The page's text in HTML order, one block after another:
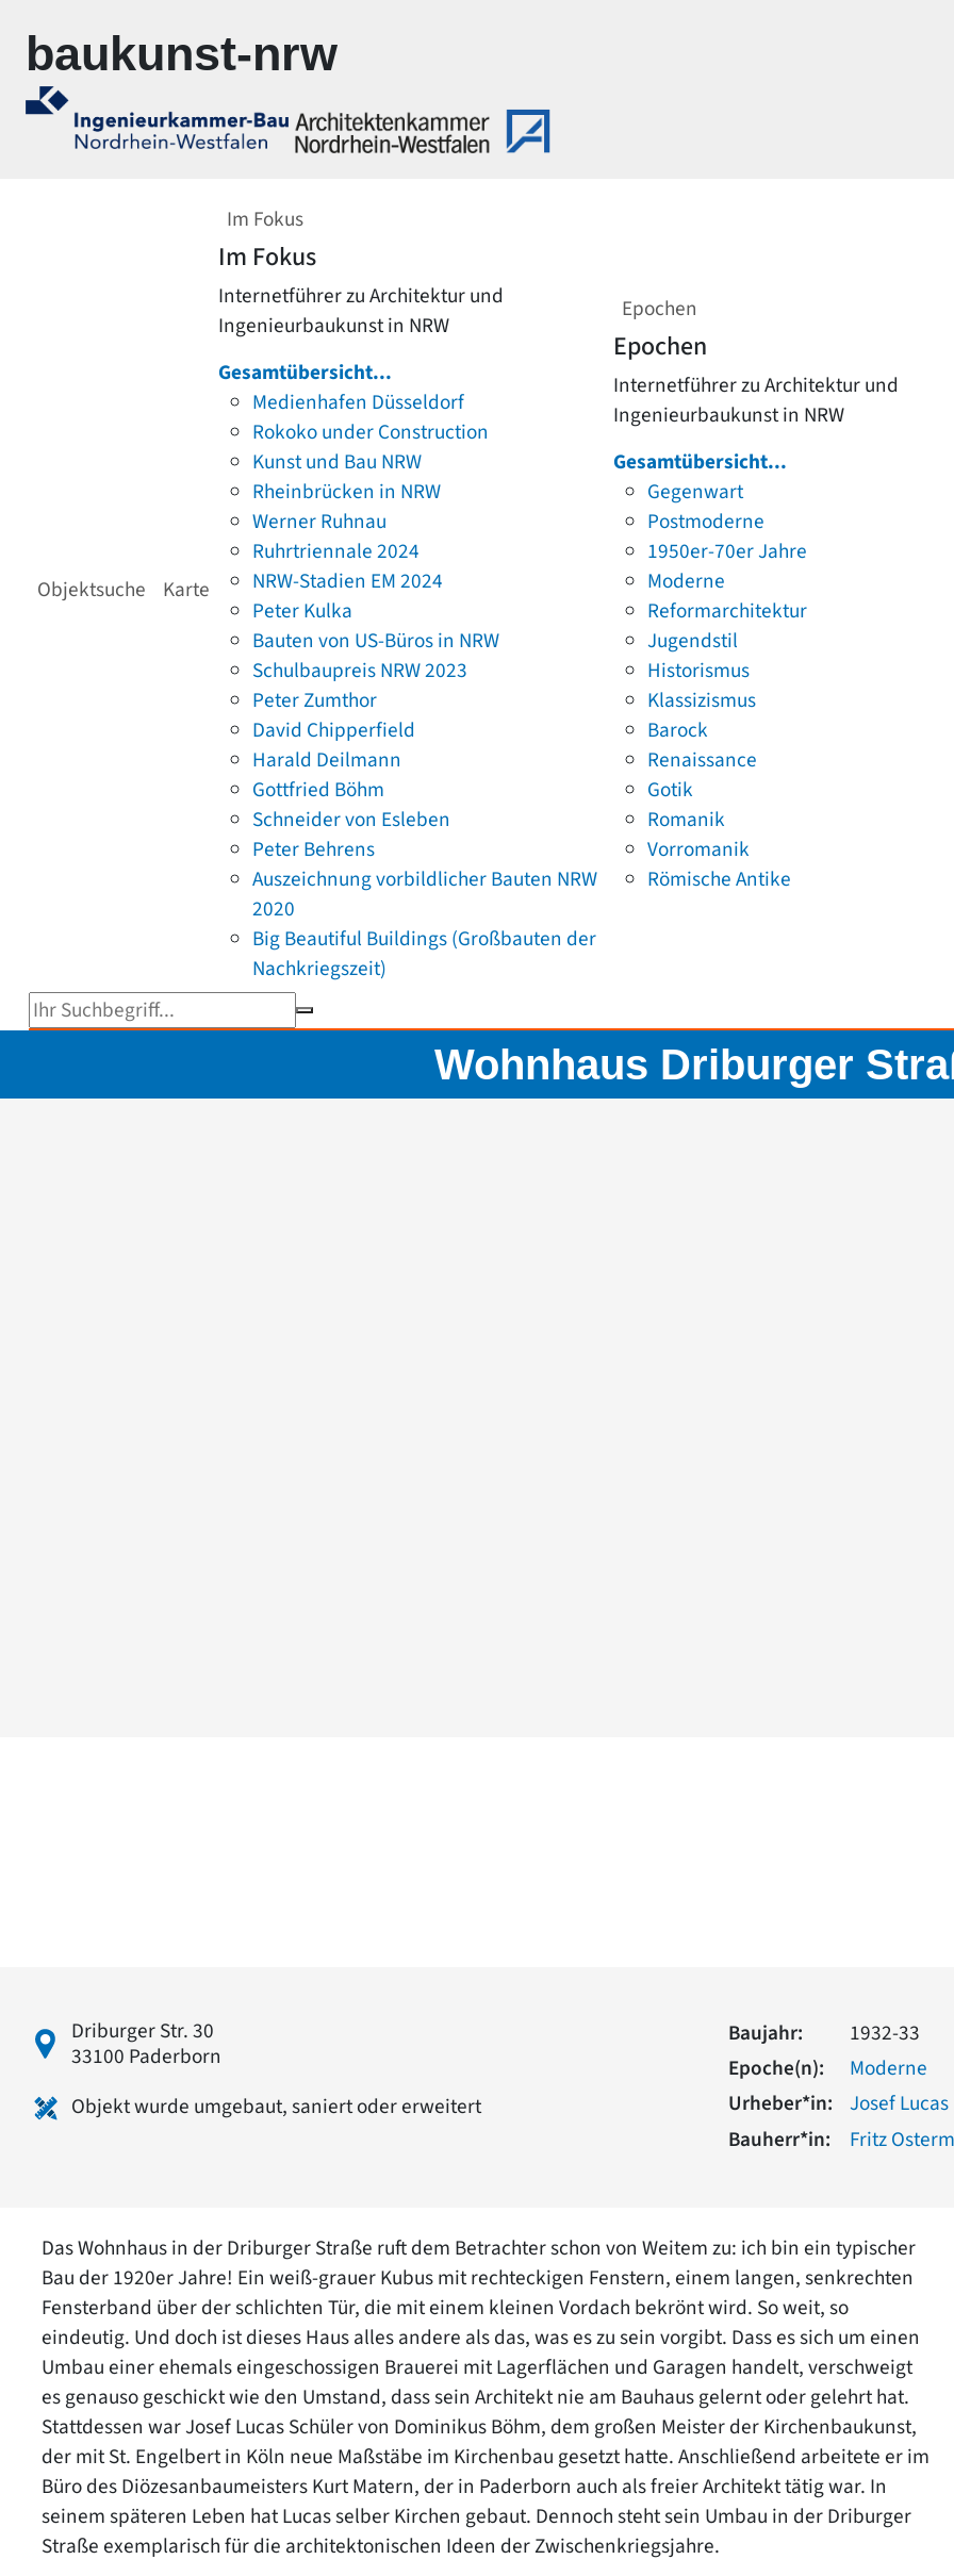
baukunst-nrw
Objektsuche Karte
Im Fokus
Im Fokus
Internetführer zu Architektur und
Ingenieurbaukunst in NRW
Gesamtübersicht...
Medienhafen Düsseldorf
Rokoko under Construction
Kunst und Bau NRW
Rheinbrücken in NRW
Werner Ruhnau
Ruhrtriennale 2024
NRW-Stadien EM 2024
Peter Kulka
Bauten von US-Büros in NRW
Schulbaupreis NRW 2023
Peter Zumthor
David Chipperfield
Harald Deilmann
Gottfried Böhm
Schneider von Esleben
Peter Behrens
Auszeichnung vorbildlicher Bauten NRW
2020
Big Beautiful Buildings (Großbauten der
Nachkriegszeit)
Epochen
Epochen
Internetführer zu Architektur und
Ingenieurbaukunst in NRW
Gesamtübersicht...
Gegenwart
Postmoderne
1950er-70er Jahre
Moderne
Reformarchitektur
Jugendstil
Historismus
Klassizismus
Barock
Renaissance
Gotik
Romanik
Vorromanik
Römische Antike
Suchbegriff eingeben
Wohnhaus Driburger
Driburger Str. 30
33100 Paderborn
Objekt wurde umgebaut, saniert oder erweitert
Baujahr:
1932-33
Epoche(n):
Moderne
Urheber*in:
Josef Lucas
Bauherr*in:
Fritz
Das Wohnhaus in der Driburger Straße ruft dem Betrachter schon von Weitem zu: ich bin ein typischer
Bau der 1920er Jahre! Ein weiß-grauer Kubus mit rechteckigen Fenstern, einem langen, senkrechten
Fensterband über der schlichten Tür, die mit einem kleinen Vordach bekrönt wird. So weit, so
eindeutig. Und doch ist dieses Haus alles andere als das, was es zu sein vorgibt. Dass es sich um einen
Umbau einer ehemals eingeschossigen Brauerei mit Lagerflächen und Garagen handelt, verschweigt
es genauso geschickt wie den Umstand, dass sein Architekt nie am Bauhaus gelernt oder gelehrt hat.
Stattdessen war Josef Lucas Schüler von Dominikus Böhm, dem großen Meister der Kirchenbaukunst,
der mit St. Engelbert in Köln neue Maßstäbe im Kirchenbau gesetzt hatte. Anschließend arbeitete er im
Büro des Diözesanbaumeisters Kurt Matern, der in Paderborn auch als freier Architekt tätig war. In
seinem späteren Leben hat Lucas selber Kirchen gebaut. Dennoch steht sein Umbau in der Driburger
Straße exemplarisch für die architektonischen Ideen der Zwischenkriegsjahre.